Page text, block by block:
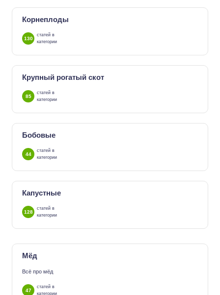
Корнеплоды
130
статей в
категории
Крупный рогатый скот
85
статей в
категории
Бобовые
44
статей в
категории
Капустные
128
статей в
категории
Мёд
Всё про мёд
47
статей в
категории